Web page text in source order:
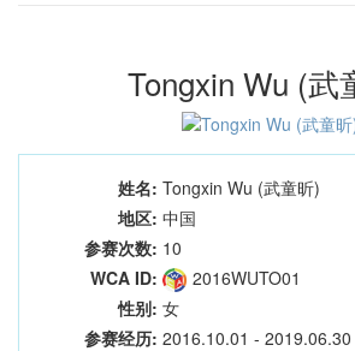
Tongxin Wu (武
姓名: Tongxin Wu (武童昕)
地区: 中国
参赛次数: 10
WCA ID:
2016WUTO01
性别: 女
参赛经历: 2016.10.01 - 2019.06.30